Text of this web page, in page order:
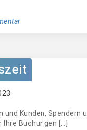
und Kunden, Spendern
Buchungen […]